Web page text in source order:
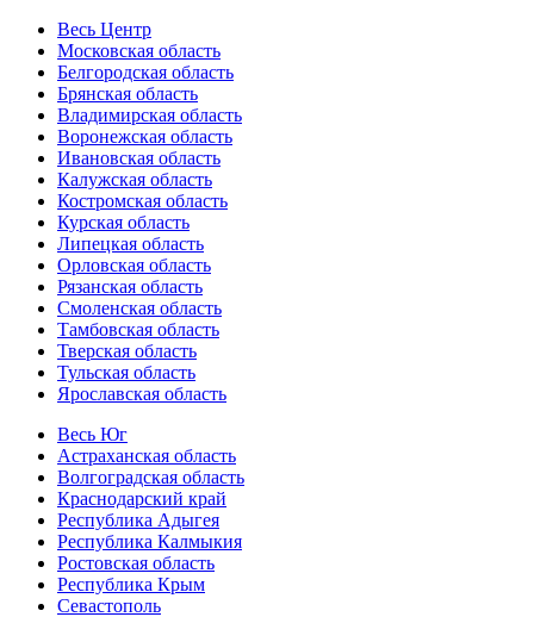
Весь Центр
Московская область
Белгородская область
Брянская область
Владимирская область
Воронежская область
Ивановская область
Калужская область
Костромская область
Курская область
Липецкая область
Орловская область
Рязанская область
Смоленская область
Тамбовская область
Тверская область
Тульская область
Ярославская область
Весь Юг
Астраханская область
Волгоградская область
Краснодарский край
Республика Адыгея
Республика Калмыкия
Ростовская область
Республика Крым
Севастополь